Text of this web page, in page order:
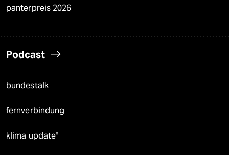
panterpreis 2026
Podcast
bundestalk
fernverbindung
klima update°